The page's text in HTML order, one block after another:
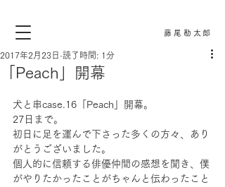
藤尾勘太郎
「Peach」開幕
2017年2月23日 読了時間: 1分
犬と串case.16「Peach」開幕。
27日まで。
初日に足を運んで下さった多くの方々、あり
がとうございました。
個人的に信頼する俳優仲間の感想を聞き、僕
がやりたかったことがちゃんと伝わったこと